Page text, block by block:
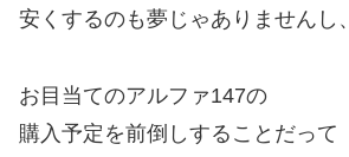
安くするのも夢じゃありませんし、
お目当てのアルファ147の
購入予定を前倒しすることだって